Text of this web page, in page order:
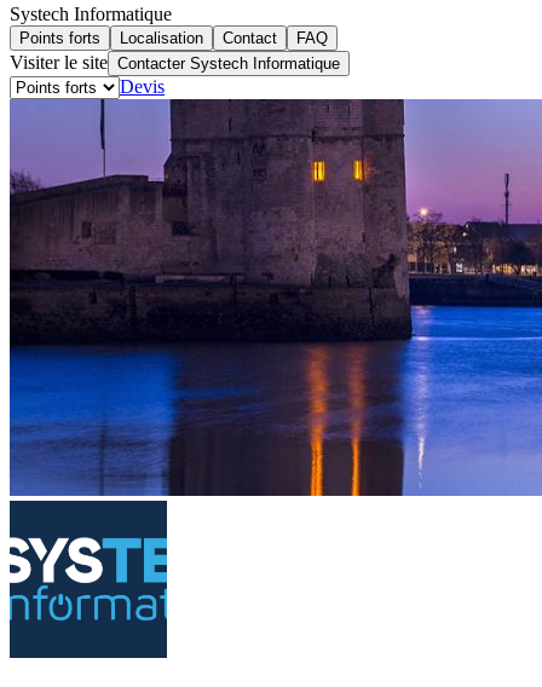
Systech Informatique
Points forts Localisation Contact FAQ
Visiter le site Contacter Systech Informatique
Devis